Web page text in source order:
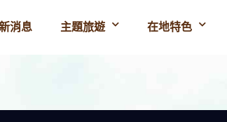
消息 主題旅遊 在地特色